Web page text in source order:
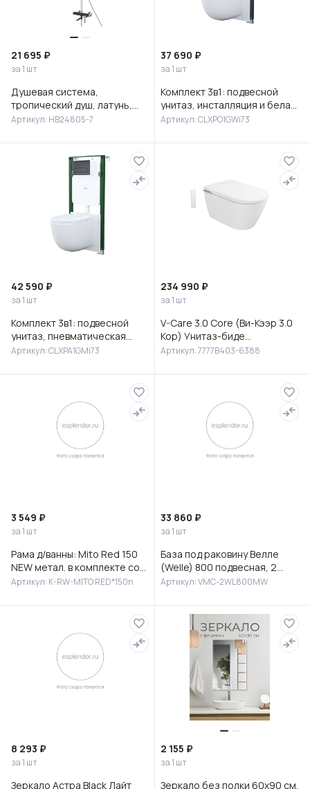
21 695 ₽
за 1 шт
Душевая система,
тропический душ, латунь,
черный/хром, HB24805-7
Артикул: HB24805-7
37 690 ₽
за 1 шт
Комплект 3в1: подвесной
унитаз, инсталляция и белая
клавиша смыва, Клауд Икс
Артикул: CLXPO1GWi73
42 590 ₽
за 1 шт
Комплект 3в1: подвесной
унитаз, пневматическая
инсталляция и клавиша
IDD
Артикул: CLXPA1GMi73
234 990 ₽
за 1 шт
V-Care 3.0 Core (Ви-Кээр 3.0
Кор) Унитаз-биде
подвесной, 7777B403-6388
Артикул: 7777B403-6388
3 549 ₽
за 1 шт
Рама д/ванны: Mito Red 150
NEW метал. в комплекте со
сборочным пакетом, Сорт1
Артикул: K-RW-MITO RED*150n
33 860 ₽
за 1 шт
База под раковину Велле
(Welle) 800 подвесная, 2
выкатных ящика микролифт,
Артикул: VMC-2WL800MW
8 293 ₽
за 1 шт
Зеркало Астра Black Лайт
2 155 ₽
за 1 шт
Зеркало без полки 60х90 см,